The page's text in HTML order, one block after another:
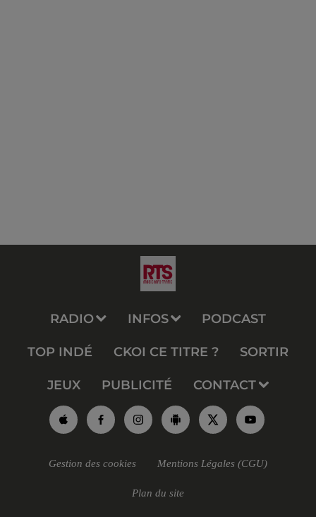
RADIO INFOS PODCAST
TOP INDÉ CKOI CE TITRE ? SORTIR
JEUX PUBLICITÉ CONTACT
Gestion des cookies Mentions Légales (CGU)
Plan du site